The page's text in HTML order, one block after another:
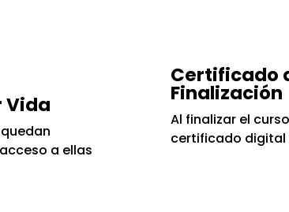
Vida
a ellas
Certificado
Finalización
Al finalizar el
certificado digital